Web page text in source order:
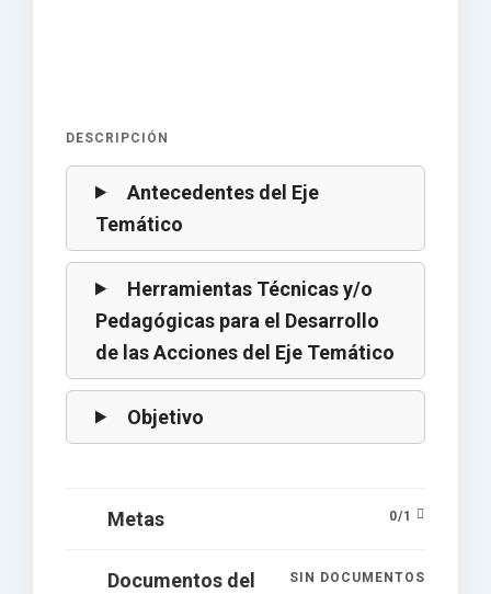
DESCRIPCIÓN
Antecedentes del Eje
Temático
Herramientas Técnicas y/o
Pedagógicas para el Desarrollo
de las Acciones del Eje Temático
Objetivo
0/1
Metas
SIN DOCUMENTOS
Documentos del